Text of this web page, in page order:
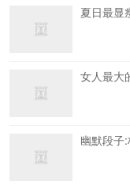
夏日最显
女人最大
幽默段子